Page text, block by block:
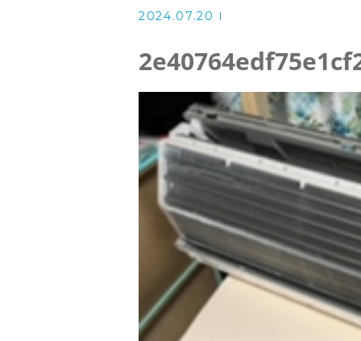
風呂釜洗浄・追い炊き配管クリ
スタッフ
よくある質問
アクセス
ブログ
ザ・そうじ職人からのお
2024.07.20